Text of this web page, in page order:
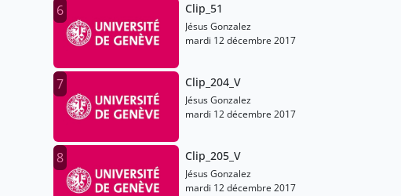
6 Clip_51
Jésus Gonzalez
mardi 12 décembre 2017
7 Clip_204_V
Jésus Gonzalez
mardi 12 décembre 2017
8 Clip_205_V
Jésus Gonzalez
mardi 12 décembre 2017